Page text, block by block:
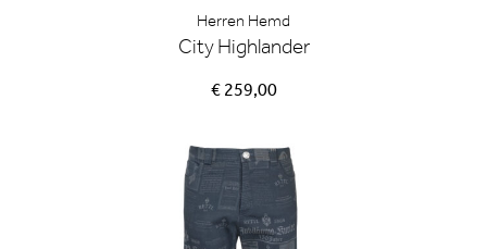
Herren Hemd
City Highlander
€ 259,00